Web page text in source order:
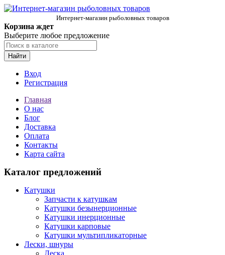
Интернет-магазин рыболовных товаров
Корзина ждет
Выберите любое предложение
Найти
Вход
Регистрация
Главная
О нас
Блог
Доставка
Оплата
Контакты
Карта сайта
Каталог предложений
Катушки
Запчасти к катушкам
Катушки безынерционные
Катушки инерционные
Катушки карповые
Катушки мультипликаторные
Лески, шнуры
Леска